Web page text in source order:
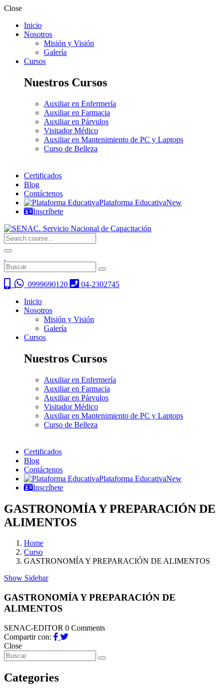
Close
Inicio
Nosotros
Misión y Visión
Galería
Cursos
Nuestros Cursos
Auxiliar en Enfermería
Auxiliar en Farmacia
Auxiliar en Párvulos
Visitador Médico
Auxiliar en Mantenimiento de PC y Laptops
Curso de Belleza
Certificados
Blog
Contáctenos
Plataforma EducativaNew
Inscríbete
0999690120
04-2302745
Inicio
Nosotros
Misión y Visión
Galería
Cursos
Nuestros Cursos
Auxiliar en Enfermería
Auxiliar en Farmacia
Auxiliar en Párvulos
Visitador Médico
Auxiliar en Mantenimiento de PC y Laptops
Curso de Belleza
Certificados
Blog
Contáctenos
Plataforma EducativaNew
Inscríbete
GASTRONOMÍA Y PREPARACIÓN DE
ALIMENTOS
Home
Curso
GASTRONOMÍA Y PREPARACIÓN DE ALIMENTOS
Show Sidebar
GASTRONOMÍA Y PREPARACIÓN DE
ALIMENTOS
SENAC-EDITOR 0 Comments
Compartir con:
Close
Categories